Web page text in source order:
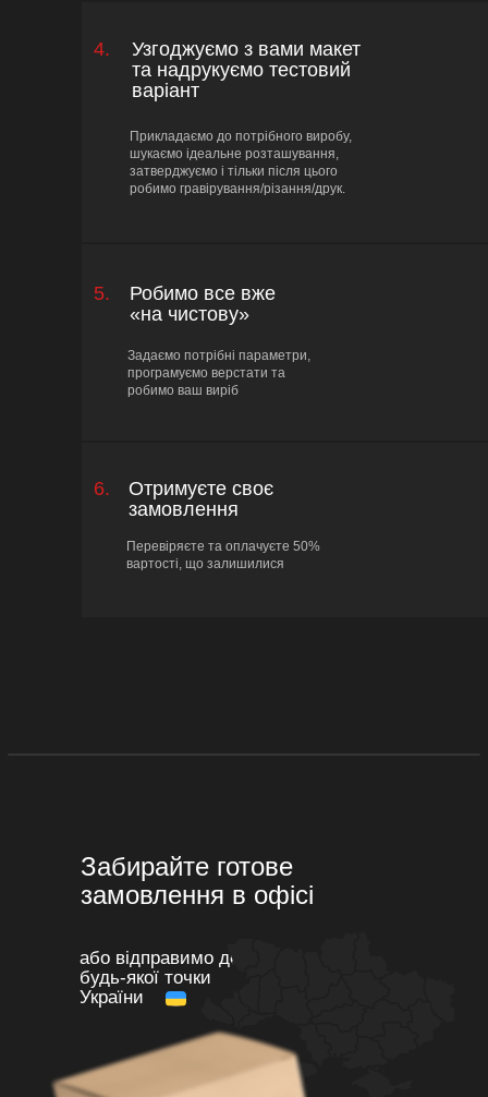
4.
Узгоджуємо з вами макет
та надрукуємо тестовий
варіант
Прикладаємо до потрібного виробу,
шукаємо ідеальне розташування,
затверджуємо і тільки після цього
робимо гравірування/різання/друк.
5.
Робимо все вже
«на чистову»
Задаємо потрібні параметри,
програмуємо верстати та
робимо ваш виріб
6.
Отримуєте своє
замовлення
Перевіряєте та оплачуєте 50%
вартості, що залишилися
Забирайте готове
замовлення в офісі
або відправимо до
будь-якої точки
України